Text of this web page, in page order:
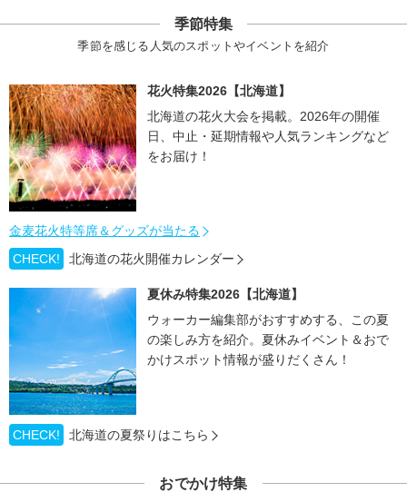
季節特集
季節を感じる人気のスポットやイベントを紹介
花火特集2026【北海道】
北海道の花火大会を掲載。2026年の開催
日、中止・延期情報や人気ランキングなど
をお届け！
金麦花火特等席＆グッズが当たる
CHECK!
北海道の花火開催カレンダー
夏休み特集2026【北海道】
ウォーカー編集部がおすすめする、この夏
の楽しみ方を紹介。夏休みイベント＆おで
かけスポット情報が盛りだくさん！
CHECK! 北海道の夏祭りはこちら
おでかけ特集